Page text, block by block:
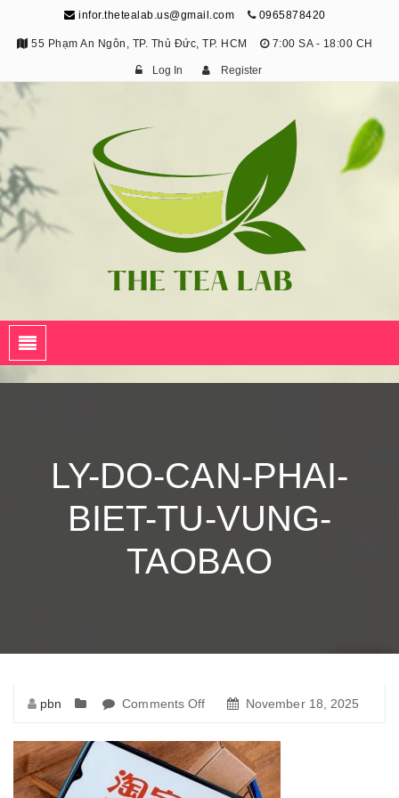
infor.thetealab.us@gmail.com 0965878420
55 Phạm An Ngôn, TP. Thủ Đức, TP. HCM 7:00 SA - 18:00 CH
Log In Register
LY-DO-CAN-PHAI-
BIET-TU-VUNG-
TAOBAO
pbn Comments Off
do-
can-
phai-
November 18, 2025